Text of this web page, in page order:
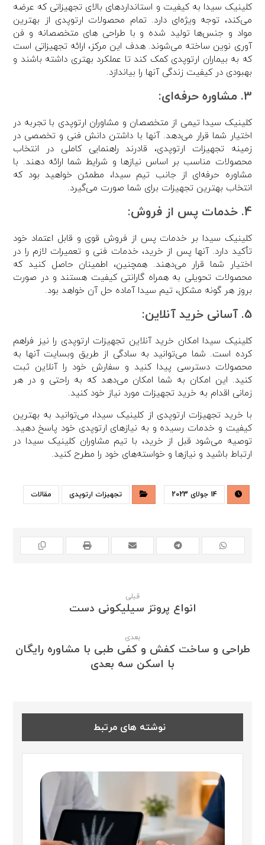
کلینیک سیدا به کیفیت و استانداردهای بالای تجهیزاتی که عرضه
می‌کند، توجه ویژه‌ای دارد. تمام محصولات ارتوپدی از بهترین
مواد و جنس‌ها تولید شده و با طراحی های متخصصانه و فن
آوری نوین ساخته می‌شوند. هدف این مرکز، ارائه تجهیزاتی است
که به بیماران ارتوپدی کمک کند تا عملکرد بهتری داشته باشند و
بهبودی در کیفیت زندگی آنها را بیاندازد.
3. مشاوره حرفه‌ای:
کلینیک سیدا تیمی از متخصصان و مشاوران ارتوپدی با تجربه در
اختیار شما قرار می‌دهد. آنها با داشتن دانش فنی و تخصصی در
زمینه تجهیزات ارتوپدی، قادرند راهنمایی کاملی در انتخاب
محصولات مناسب بر اساس نیازها و شرایط شما ارائه دهند. با
مشاوره حرفه‌ای از جانب تیم سیدا، مطمئن خواهید بود که
انتخاب بهترین تجهیزات برای شما صورت می‌گیرد.
4. خدمات پس از فروش:
کلینیک سیدا بر خدمات پس از فروش قوی و قابل اعتماد خود
تأکید دارد. آنها پس از خرید، خدمات فنی و تعمیرات لازم را در
اختیار شما قرار می‌دهند. همچنین، اطمینان حاصل کنید که
محصولات تحویلی به همراه گارانتی کیفیت هستند و در صورت
بروز هر گونه مشکل، تیم سیدا آماده حل آن خواهد بود.
5. آسانی خرید آنلاین:
کلینیک سیدا امکان خرید آنلاین تجهیزات ارتوپدی را نیز فراهم
کرده است. شما می‌توانید به سادگی از طریق وبسایت آنها به
محصولات دسترسی پیدا کنید و سفارش خود را آنلاین ثبت
کنید. این امکان به شما امکان می‌دهد که به راحتی و در هر
زمانی اقدام به خرید تجهیزات مورد نیاز خود کنید.
با خرید تجهیزات ارتوپدی از کلینیک سیدا، می‌توانید به بهترین
کیفیت و خدمات رسیده و به نیازهای ارتوپدی خود پاسخ دهید.
توصیه می‌شود قبل از خرید، با تیم مشاوران کلینیک سیدا در
ارتباط باشید و نیازها و خواسته‌های خود را مطرح کنید.
14 جولای 2023 تجهیزات ارتوپدی مقالات
قبلی
انواع پروتز سیلیکونی دست
بعدی
طراحی و ساخت کفش و کفی طبی با مشاوره رایگان
با اسکن سه بعدی
نوشته های مرتبط